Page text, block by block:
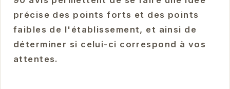
précise des points forts et des points
faibles de l'établissement, et ainsi de
déterminer si celui-ci correspond à vos
attentes.